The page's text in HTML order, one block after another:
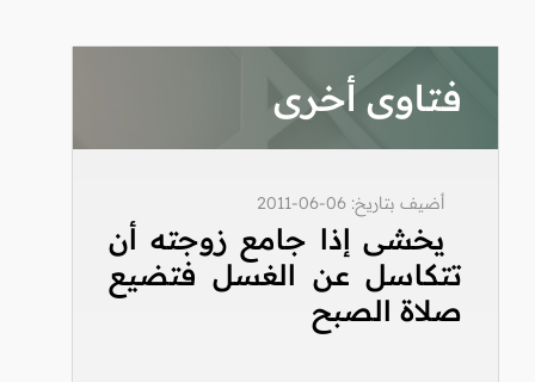
فتاوى أخرى
أضيف بتاريخ: 06-06-2011
يخشى إذا جامع زوجته أن
تتكاسل عن الغسل فتضيع
صلاة الصبح